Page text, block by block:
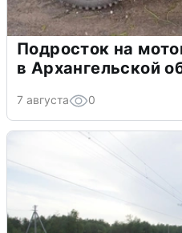
Подросток на
в Архангельской
7 августа 0